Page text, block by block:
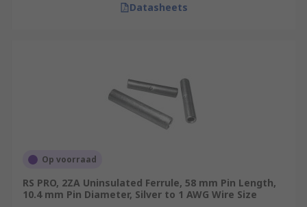
Datasheets
Op voorraad
RS PRO, 2ZA Uninsulated Ferrule, 58 mm Pin Length,
10.4 mm Pin Diameter, Silver to 1 AWG Wire Size